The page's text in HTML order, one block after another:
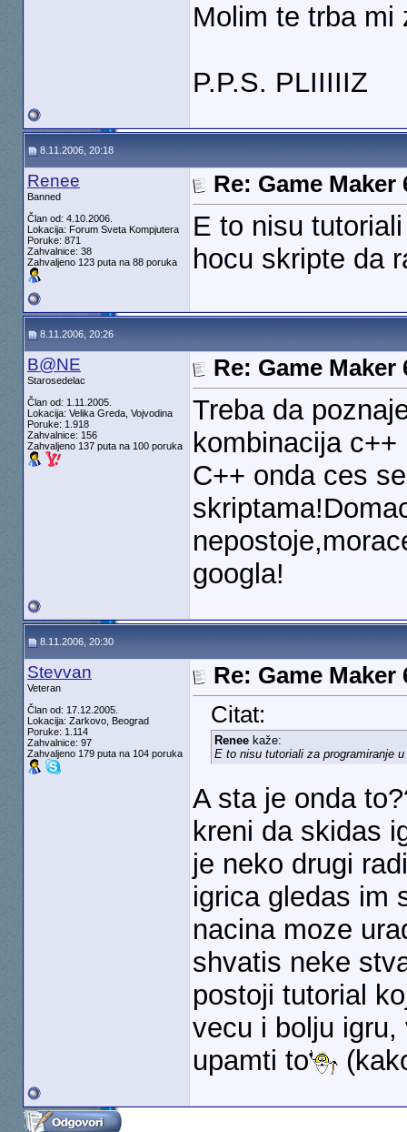
Molim te trba mi
P.P.S. PLIIIIIZ
8.11.2006, 20:18
Renee
Banned
Član od: 4.10.2006.
Lokacija: Forum Sveta Kompjutera
Poruke: 871
Zahvalnice: 38
Zahvaljeno 123 puta na 88 poruka
Re: Game Maker
E to nisu
hocu skripte da
8.11.2006, 20:26
B@NE
Starosedelac
Član od: 1.11.2005.
Lokacija: Velika Greda, Vojvodina
Poruke: 1.918
Zahvalnice: 156
Zahvaljeno 137 puta na 100 poruka
Re: Game Maker
Treba da
kombinacija
C++ onda ces
googla!
8.11.2006, 20:30
Stevvan
Veteran
Član od: 17.12.2005.
Lokacija: Zarkovo, Beograd
Poruke: 1.114
Zahvalnice: 97
Zahvaljeno 179 puta na 104 poruka
Re: Game Maker
Citat:
Reneekaže:
E to nisu tutoriali za programiranje
A sta je onda
kreni da skidas
je neko drugi
igrica gledas im
nacina moze
shvatis neke
postoji tutorial
vecu i bolju
upamti to